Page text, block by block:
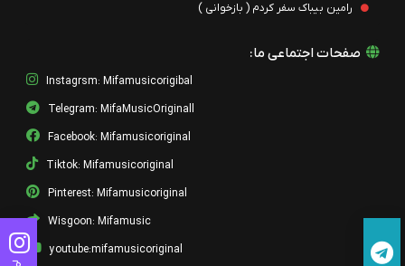
رامین بیباک سفر کردم ( بازخوانی )
صفحات اجتماعی ما:
Instagrsm: Mifamusicorigibal
Telegram: MifaMusicOriginall
Facebook: Mifamusicoriginal
Tiktok: Mifamusicoriginal
Pinterest: Mifamusicoriginal
Wisgoon: Mifamusic
youtube:mifamusicoriginal